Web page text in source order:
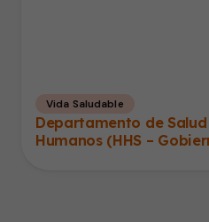
Vida Saludable
Departamento de
Humanos (HHS –